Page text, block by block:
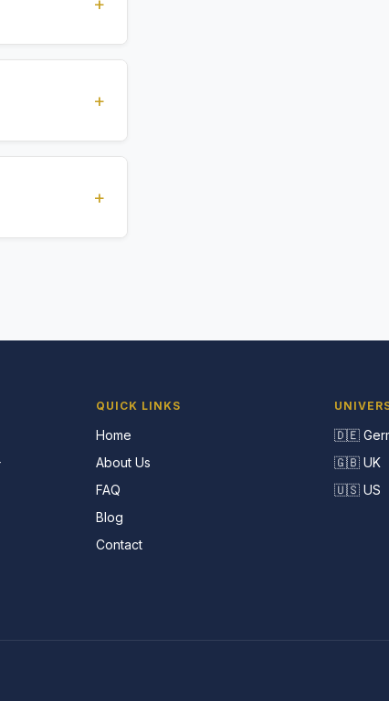
+
spezifischen
+
QUICK LINKS
Home
About Us
FAQ
Blog
Contact
🇩🇪
🇬🇧 UK
🇺🇸 US